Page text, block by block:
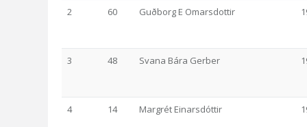
2 60 Guðborg E Omarsdottir
3 48 Svana Bára Gerber
4 14 Margrét Einarsdóttir